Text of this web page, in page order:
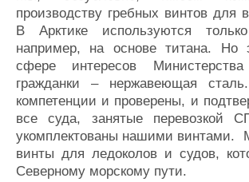
производству гребных винтов для
В Арктике используются
например, на основе титана.
сфере интересов
гражданки – нержавеющая
компетенции и проверены, и
все суда, занятые перевозкой
укомплектованы нашими винтами.
винты для ледоколов и судов,
Северному морскому пути.